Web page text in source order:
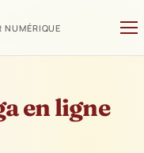
NUMÉRIQUE
en ligne